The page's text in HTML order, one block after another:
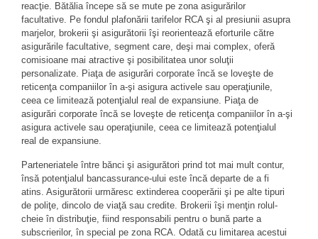
reacţie. Bătălia începe să se mute pe zona asigurărilor
facultative. Pe fondul plafonării tarifelor RCA şi al presiunii asupra
marjelor, brokerii şi asigurătorii îşi reorientează eforturile către
asigurările facultative, segment care, deşi mai complex, oferă
comisioane mai atractive şi posibilitatea unor soluţii
personalizate. Piaţa de asigurări corporate încă se loveşte de
reticenţa companiilor în a-şi asigura activele sau operaţiunile,
ceea ce limitează potenţialul real de expansiune. Piaţa de
asigurări corporate încă se loveşte de reticenţa companiilor în a-şi
asigura activele sau operaţiunile, ceea ce limitează potenţialul
real de expansiune.
Parteneriatele între bănci şi asigurători prind tot mai mult contur,
însă potenţialul bancassurance-ului este încă departe de a fi
atins. Asigurătorii urmăresc extinderea cooperării şi pe alte tipuri
de poliţe, dincolo de viaţă sau credite. Brokerii îşi menţin rolul-
cheie în distribuţie, fiind responsabili pentru o bună parte a
subscrierilor, în special pe zona RCA. Odată cu limitarea acestui